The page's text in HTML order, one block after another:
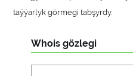
taýýarlyk görmegi tabşyrdy.
Whois gözlegi